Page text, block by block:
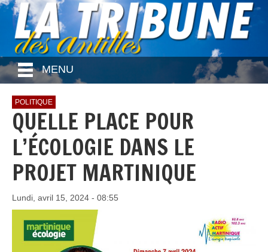
MENU
POLITIQUE
QUELLE PLACE POUR
L’ÉCOLOGIE DANS LE
PROJET MARTINIQUE
Lundi, avril 15, 2024 - 08:55